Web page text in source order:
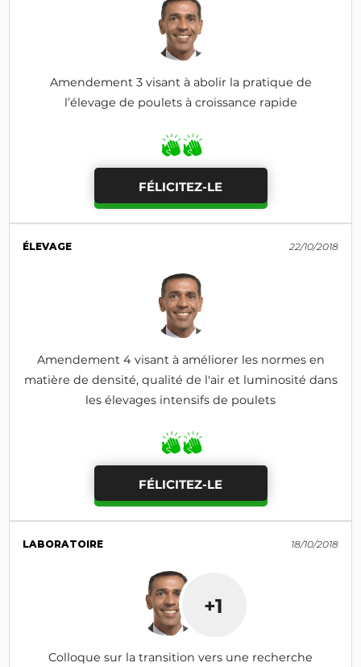
Amendement 3 visant à abolir la pratique de
l’élevage de poulets à croissance rapide
FÉLICITEZ-LE
ÉLEVAGE 22/10/2018
Amendement 4 visant à améliorer les normes en
matière de densité, qualité de l'air et luminosité dans
les élevages intensifs de poulets
FÉLICITEZ-LE
LABORATOIRE 18/10/2018
+1
Colloque sur la transition vers une recherche